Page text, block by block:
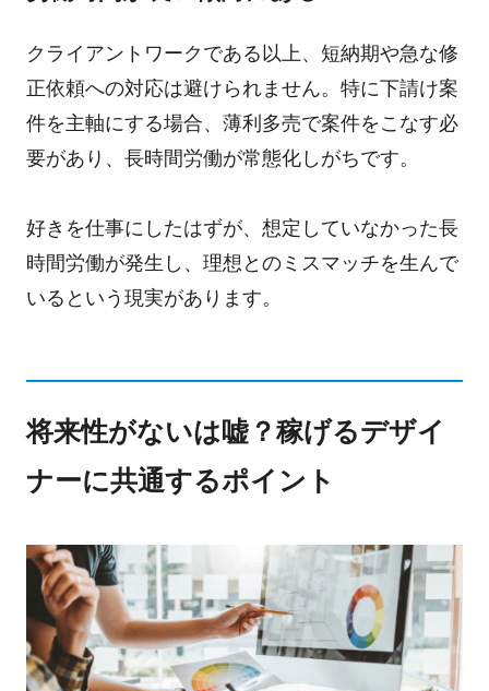
クライアントワークである以上、短納期や急な修
正依頼への対応は避けられません。特に下請け案
件を主軸にする場合、薄利多売で案件をこなす必
要があり、長時間労働が常態化しがちです。
好きを仕事にしたはずが、想定していなかった長
時間労働が発生し、理想とのミスマッチを生んで
いるという現実があります。
将来性がないは嘘？稼げるデザイ
ナーに共通するポイント